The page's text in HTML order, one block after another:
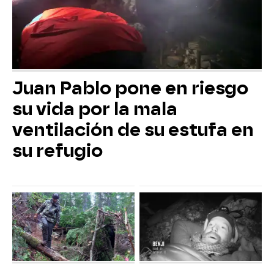
Juan Pablo pone en riesgo
su vida por la mala
ventilación de su estufa en
su refugio